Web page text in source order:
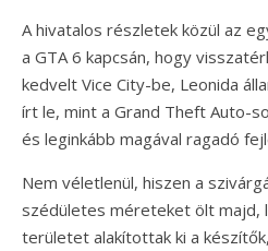
A hivatalos részletek közül az
a GTA 6 kapcsán, hogy
kedvelt Vice City-be, Leonida
írt le, mint a Grand Theft Auto-
és leginkább magával ragadó
Nem véletlenül, hiszen a
szédületes méreteket ölt majd,
területet alakítottak ki a